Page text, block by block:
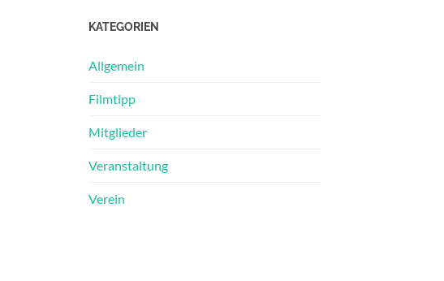
KATEGORIEN
Allgemein
Filmtipp
Mitglieder
Veranstaltung
Verein